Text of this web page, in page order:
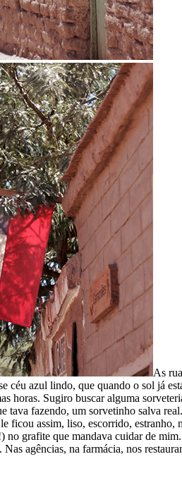
As
céu azul lindo, que quando o sol já
horas. Sugiro buscar alguma
tava fazendo, um sorvetinho salva
ficou assim, liso, escorrido,
grafite que mandava cuidar de
agências, na farmácia, nos